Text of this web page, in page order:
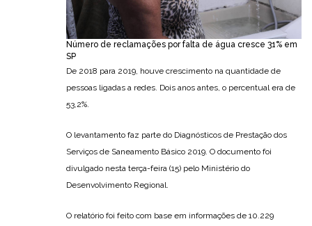
Número de reclamações por falta de água cresce 31% em
SP
De 2018 para 2019, houve crescimento na quantidade de
pessoas ligadas a redes. Dois anos antes, o percentual era de
53,2%.
O levantamento faz parte do Diagnósticos de Prestação dos
Serviços de Saneamento Básico 2019. O documento foi
divulgado nesta terça-feira (15) pelo Ministério do
Desenvolvimento Regional.
O relatório foi feito com base em informações de 10.229